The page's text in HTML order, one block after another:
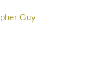
Guy